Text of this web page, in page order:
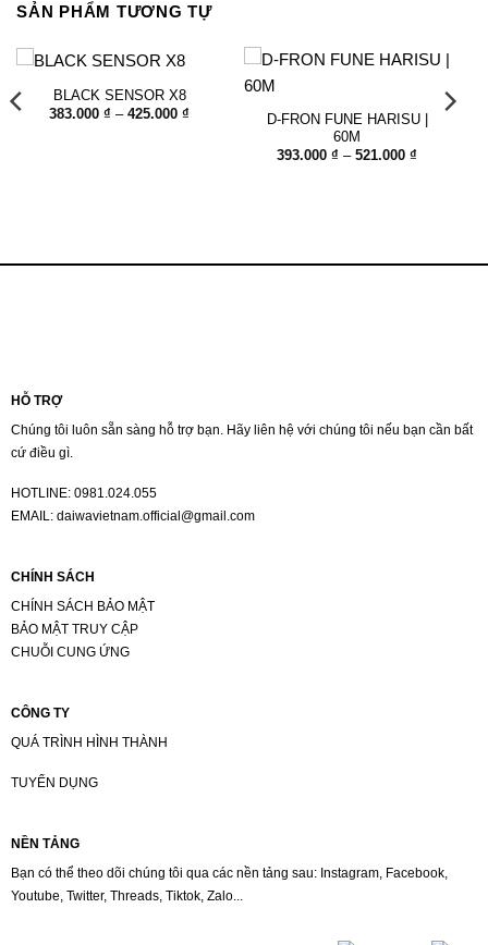
SẢN PHẨM TƯƠNG TỰ
BLACK SENSOR X8
383.000 ₫ – 425.000 ₫
D-FRON FUNE HARISU |
60M
393.000 ₫ – 521.000 ₫
HỖ TRỢ
Chúng tôi luôn sẵn sàng hỗ trợ bạn. Hãy liên hệ với chúng tôi nếu bạn cần bất
cứ điều gì.
HOTLINE: 0981.024.055
EMAIL: daiwavietnam.official@gmail.com
CHÍNH SÁCH
CHÍNH SÁCH BẢO MẬT
BẢO MẬT TRUY CẬP
CHUỖI CUNG ỨNG
CÔNG TY
QUÁ TRÌNH HÌNH THÀNH
TUYỂN DỤNG
NỀN TẢNG
Bạn có thể theo dõi chúng tôi qua các nền tảng sau: Instagram, Facebook,
Youtube, Twitter, Threads, Tiktok, Zalo...